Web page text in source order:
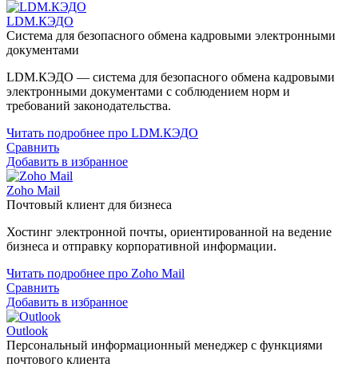
LDM.КЭДО
Система для безопасного обмена кадровыми электронными
документами
LDM.КЭДО — система для безопасного обмена кадровыми
электронными документами с соблюдением норм и
требований законодательства.
Читать подробнее про LDM.КЭДО
Сравнить
Добавить в избранное
Zoho Mail
Почтовый клиент для бизнеса
Хостинг электронной почты, ориентированной на ведение
бизнеса и отправку корпоративной информации.
Читать подробнее про Zoho Mail
Сравнить
Добавить в избранное
Outlook
Персональный информационный менеджер с функциями
почтового клиента